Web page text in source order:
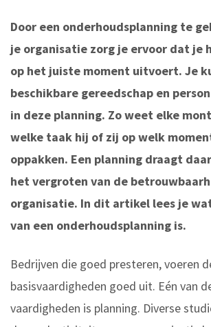
Door een onderhoudsplanning te
je organisatie zorg je ervoor dat je
op het juiste moment uitvoert. Je
beschikbare gereedschap en
in deze planning. Zo weet elke
welke taak hij of zij op welk
oppakken. Een planning draagt
het vergroten van de
organisatie. In dit artikel lees je
van een onderhoudsplanning is.
Bedrijven die goed presteren, voeren
basisvaardigheden goed uit. Eén van
vaardigheden is planning. Diverse